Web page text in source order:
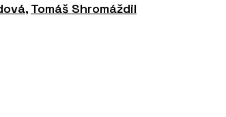
, Tomáš Shromáždil